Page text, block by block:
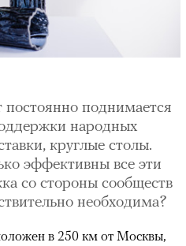
постоянно поднимается
народных
круглые столы.
эффективны все эти
со стороны сообществ
необходима?
в 250 км от Москвы,